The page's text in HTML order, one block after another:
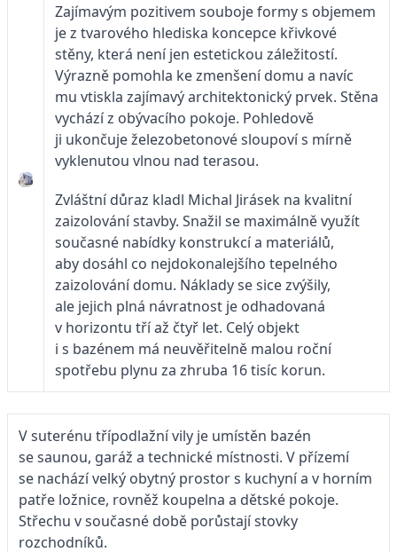
Zajímavým pozitivem souboje formy s ob­jemem
je z tvarového hlediska koncepce křivkové
stěny, která není jen estetickou záležitostí.
Výrazně pomohla ke zmen­šení domu a navíc
mu vtiskla zajímavý architektonický prvek. Stěna
vychází z obývacího pokoje. Pohledově
ji ukončuje železobetonové sloupoví s mírně
vyklenutou vlnou nad terasou.
Zvláštní důraz kladl Michal Jirásek na kvalitní
zaizolování stavby. Snažil se maximálně využít
současné nabídky konstrukcí a materiálů,
aby dosáhl co nejdokonalejšího tepelného
zaizolování domu. Náklady se sice zvýšily,
ale jejich plná návratnost je odhadovaná
v horizontu tří až čtyř let. Celý objekt
i s bazénem má neuvěřitelně malou roční
spotřebu plynu za zhruba 16 tisíc korun.
V suterénu třípodlažní vily je umístěn bazén
se saunou, garáž a technické místnosti. V přízemí
se nachází velký obytný prostor s kuchyní a v horním
patře ložnice, rovněž koupelna a dětské pokoje.
Střechu v současné době porůstají stovky
rozchodníků.